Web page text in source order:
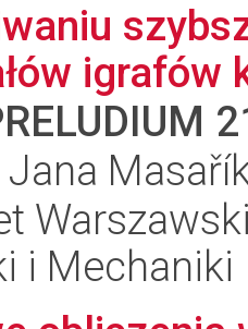
igrafów
i Mechaniki